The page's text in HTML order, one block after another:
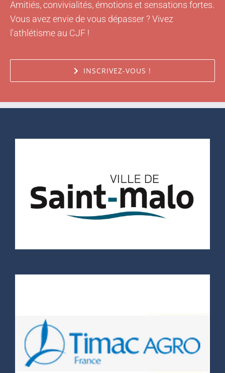
Amitiés, convivialités, émotions et sensations fortes.
Vous avez envie de vous dépasser ? Vivez
l'athlétisme au CJF !
INSCRIVEZ-VOUS !